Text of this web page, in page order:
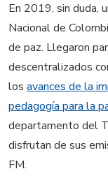
En 2019, sin duda,
Nacional de
de paz. Llegaron
descentralizados
los avances de la
pedagogía para la
departamento del
disfrutan de sus
FM.